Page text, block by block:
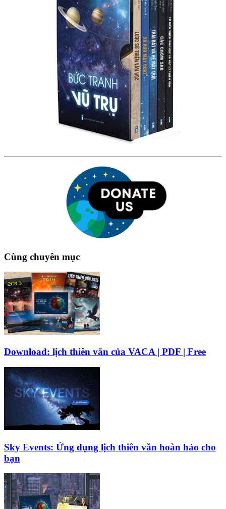
Cùng chuyên mục
Download: lịch thiên văn của VACA | PDF | Free
Sky Events: Ứng dụng lịch thiên văn hoàn hảo cho
bạn